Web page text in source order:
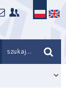
szukaj...